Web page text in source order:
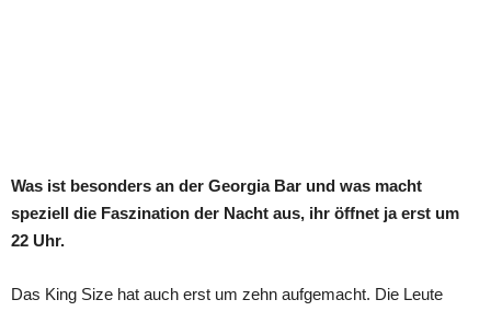
Was ist besonders an der Georgia Bar und was macht
speziell die Faszination der Nacht aus, ihr öffnet ja erst um
22 Uhr.
Das King Size hat auch erst um zehn aufgemacht. Die Leute